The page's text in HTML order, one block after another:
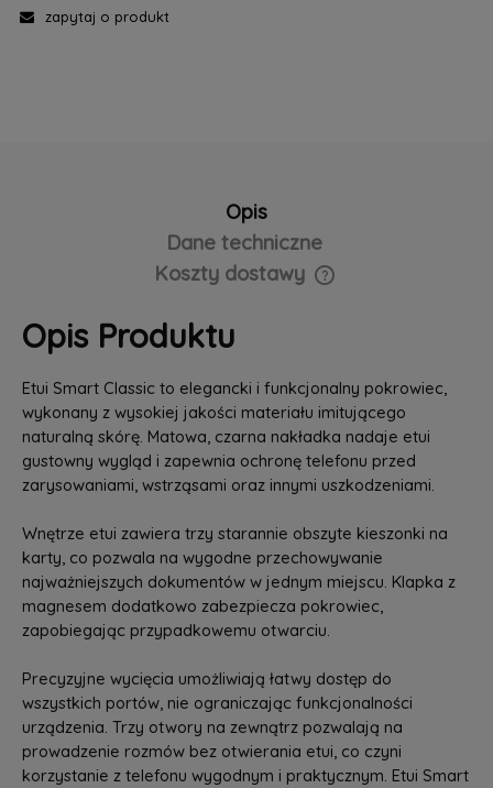
zapytaj o produkt
Opis
Dane techniczne
Koszty dostawy
Cena nie zawiera ewentualnych kosztów płatności
Opis Produktu
Etui Smart Classic to elegancki i funkcjonalny pokrowiec,
wykonany z wysokiej jakości materiału imitującego
naturalną skórę. Matowa, czarna nakładka nadaje etui
gustowny wygląd i zapewnia ochronę telefonu przed
zarysowaniami, wstrząsami oraz innymi uszkodzeniami.
Wnętrze etui zawiera trzy starannie obszyte kieszonki na
karty, co pozwala na wygodne przechowywanie
najważniejszych dokumentów w jednym miejscu. Klapka z
magnesem dodatkowo zabezpiecza pokrowiec,
zapobiegając przypadkowemu otwarciu.
Precyzyjne wycięcia umożliwiają łatwy dostęp do
wszystkich portów, nie ograniczając funkcjonalności
urządzenia. Trzy otwory na zewnątrz pozwalają na
prowadzenie rozmów bez otwierania etui, co czyni
korzystanie z telefonu wygodnym i praktycznym. Etui Smart